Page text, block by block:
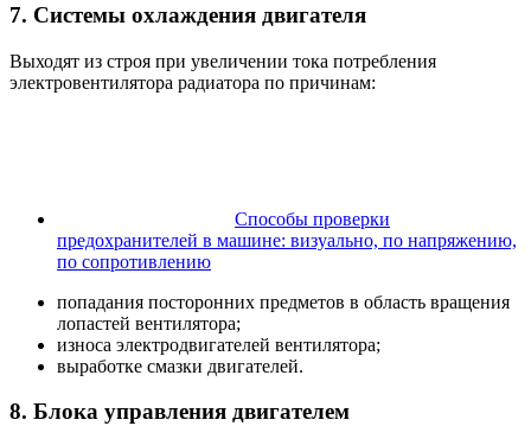
7. Системы охлаждения двигателя
Выходят из строя при увеличении тока потребления
электровентилятора радиатора по причинам:
Способы проверки
предохранителей в машине: визуально, по напряжению,
по сопротивлению
попадания посторонних предметов в область вращения
лопастей вентилятора;
износа электродвигателей вентилятора;
выработке смазки двигателей.
8. Блока управления двигателем